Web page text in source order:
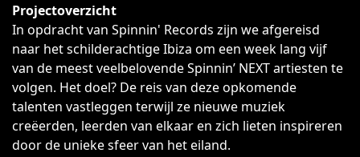
Projectoverzicht
In opdracht van Spinnin' Records zijn we afgereisd
naar het schilderachtige Ibiza om een week lang vijf
van de meest veelbelovende Spinnin’ NEXT artiesten te
volgen. Het doel? De reis van deze opkomende
talenten vastleggen terwijl ze nieuwe muziek
creëerden, leerden van elkaar en zich lieten inspireren
door de unieke sfeer van het eiland.